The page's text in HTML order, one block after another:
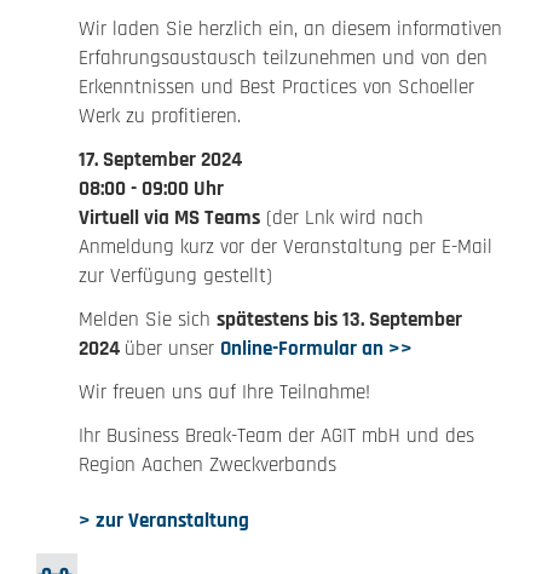
Wir laden Sie herzlich ein, an diesem informativen
Erfahrungsaustausch teilzunehmen und von den
Erkenntnissen und Best Practices von Schoeller
Werk zu profitieren.
17. September 2024
08:00 - 09:00 Uhr
Virtuell via MS Teams(der Lnk wird nach
Anmeldung kurz vor der Veranstaltung per E-Mail
zur Verfügung gestellt)
Melden Sie sich spätestens bis 13. September
2024 über unser Online-Formular an >>
Wir freuen uns auf Ihre Teilnahme!
Ihr Business Break-Team der AGIT mbH und des
Region Aachen Zweckverbands
> zur Veranstaltung